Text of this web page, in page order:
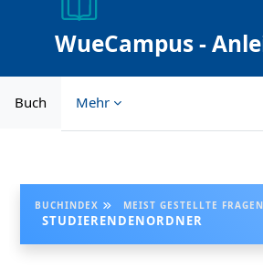
WueCampus -
Dozenten und
Buch Mehr
BUCHINDEX MEIST GESTELLTE FRAGEN
STUDIERENDENORDNER